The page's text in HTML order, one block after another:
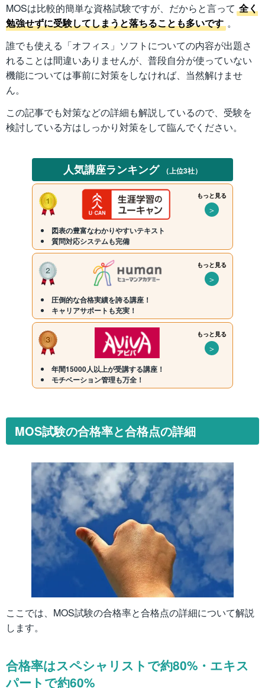
MOSは比較的簡単な資格試験ですが、だからと言って 全く
勉強せずに受験してしまうと落ちることも多いです 。
誰でも使える「オフィス」ソフトについての内容が出題さ
れることは間違いありませんが、普段自分が使っていない
機能については事前に対策をしなければ、当然解けませ
ん。
この記事でも対策などの詳細も解説しているので、受験を
検討している方はしっかり対策をして臨んでください。
人気講座ランキング （上位3社）
もっと見る
＞
図表の豊富なわかりやすいテキスト
質問対応システムも完備
もっと見る
＞
圧倒的な合格実績を誇る講座！
キャリアサポートも充実！
もっと見る
＞
年間15000人以上が受講する講座！
モチベーション管理も万全！
MOS試験の合格率と合格点の詳細
ここでは、MOS試験の合格率と合格点の詳細について解説
します。
合格率はスペシャリストで約80%・エキス
パートで約60%